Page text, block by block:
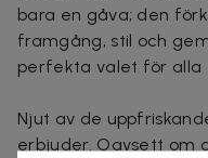
bara en gåva; den
framgång, stil och
perfekta valet för alla
Njut av de
erbjuder. Oavsett om